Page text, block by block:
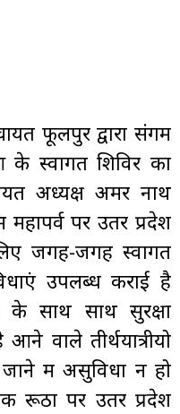
फूलपुर द्वारा संगम
स्वागत शिविर का
अध्यक्ष अमर नाथ
पर उतर प्रदेश
जगह-जगह स्वागत
उपलब्ध कराई है
साथ साथ सुरक्षा
वाले तीर्थयात्रीयो
में असुविधा न हो
रूठों पर उतर प्रदेश